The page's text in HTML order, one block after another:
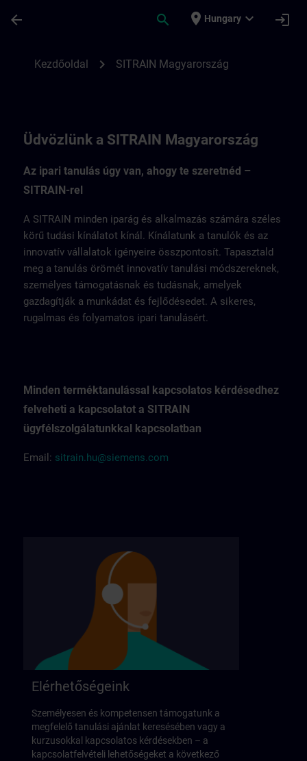
arrow_back search place Hungary expand_more login
Kezdőoldal chevron_right SITRAIN Magyarország
Üdvözlünk a SITRAIN Magyarország
Az ipari tanulás úgy van, ahogy te szeretnéd –
SITRAIN-rel
A SITRAIN minden iparág és alkalmazás számára széles
körű tudási kínálatot kínál. Kínálatunk a tanulók és az
innovatív vállalatok igényeire összpontosít. Tapasztald
meg a tanulás örömét innovatív tanulási módszereknek,
személyes támogatásnak és tudásnak, amelyek
gazdagítják a munkádat és fejlődésedet. A sikeres,
rugalmas és folyamatos ipari tanulásért.
Minden terméktanulással kapcsolatos kérdésedhez
felveheti a kapcsolatot a SITRAIN
ügyfélszolgálatunkkal kapcsolatban
Email: sitrain.hu@siemens.com
Elérhetőségeink
Személyesen és kompetensen támogatunk a
megfelelő tanulási ajánlat keresésében vagy a
kurzusokkal kapcsolatos kérdésekben – a
kapcsolatfelvételi lehetőségeket a következő